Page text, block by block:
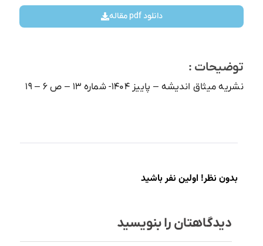
دانلود pdf مقاله
توضیحات :
نشریه میثاق اندیشه – پاییز ۱۴۰۴- شماره ۱۳ – ص ۶ – ۱۹
بدون نظر! اولین نفر باشید
دیدگاهتان را بنویسید